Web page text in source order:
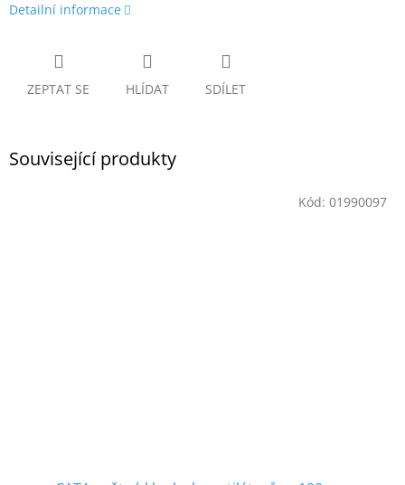
Detailní informace
ZEPTAT SE HLÍDAT SDÍLET
Související produkty
Kód: 01990097